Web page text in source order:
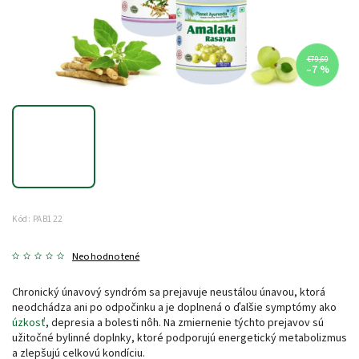
€79,60
–7 %
Kód: PAB122
Neohodnotené
Chronický únavový syndróm sa prejavuje neustálou únavou, ktorá
neodchádza ani po odpočinku a je doplnená o ďalšie symptómy ako
úzkosť, depresia a bolesti nôh. Na zmiernenie týchto prejavov sú
užitočné bylinné doplnky, ktoré podporujú energetický metabolizmus
a zlepšujú celkovú kondíciu.